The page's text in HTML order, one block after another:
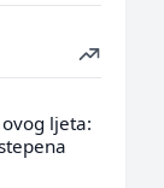
ljeta: